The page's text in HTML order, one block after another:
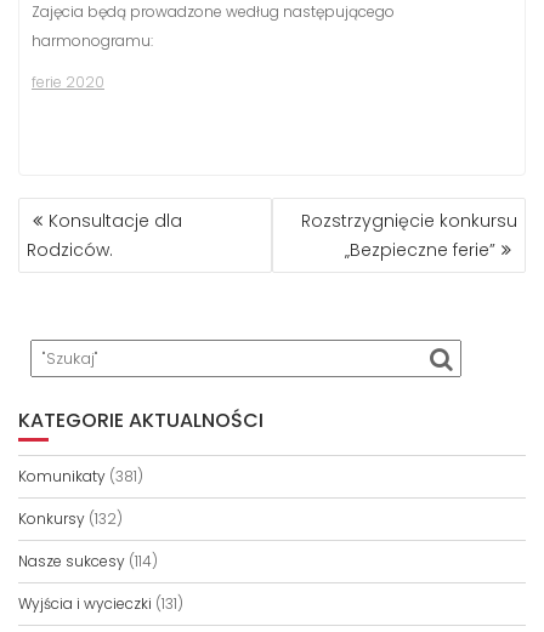
Zajęcia będą prowadzone według następującego
harmonogramu:
ferie 2020
NAWIGACJA
WPISU
Konsultacje dla
Rodziców.
Rozstrzygnięcie konkursu
„Bezpieczne ferie”
KATEGORIE AKTUALNOŚCI
Komunikaty (381)
Konkursy (132)
Nasze sukcesy (114)
Wyjścia i wycieczki (131)